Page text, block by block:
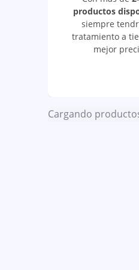
productos
siempre
tratamiento a
mejor
Cargando